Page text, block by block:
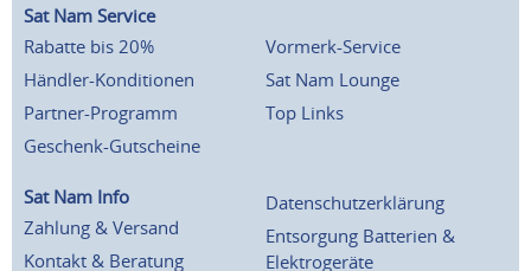
Sat Nam Service
Rabatte bis 20%
Händler-Konditionen
Partner-Programm
Geschenk-Gutscheine
Vormerk-Service
Sat Nam Lounge
Top Links
Sat Nam Info
Zahlung & Versand
Kontakt & Beratung
Datenschutzerklärung
Entsorgung Batterien &
Elektrogeräte